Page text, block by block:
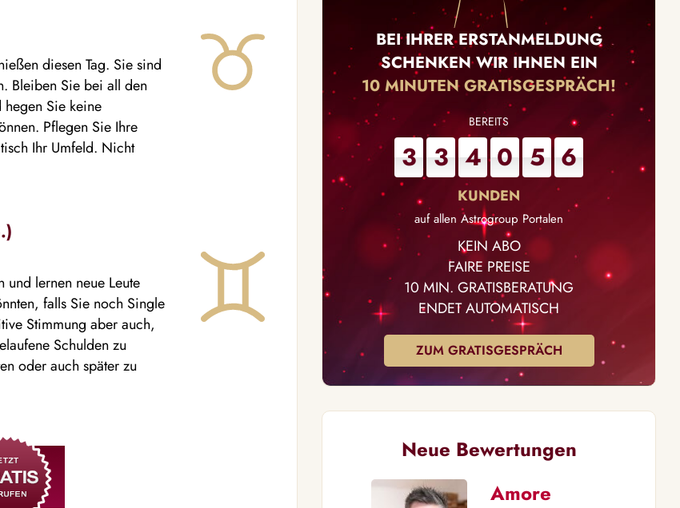
diesen Tag. Sie sind
Bleiben Sie bei all den
Sie keine
Pflegen Sie Ihre
Ihr Umfeld. Nicht
lernen neue Leute
falls Sie noch Single
Stimmung aber auch,
Schulden zu
oder auch später zu
BEI IHRER ERSTANMELDUNG
SCHENKEN WIR IHNEN EIN
10 MINUTEN GRATISGESPRÄCH!
3 3 4 0 5 6
auf allen Astrogroup Portalen
KEIN ABO
FAIRE PREISE
10 MIN. GRATISBERATUNG
ENDET AUTOMATISCH
ZUM GRATISGESPRÄCH
Neue Bewertungen
Amore